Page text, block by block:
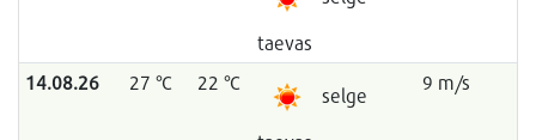
taevas
14.08.26 27 °C 22 °C
selge
9 m/s